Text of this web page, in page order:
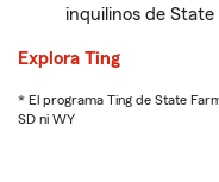
inquilinos de State
Explora Ting
* El programa Ting de State
SD ni WY